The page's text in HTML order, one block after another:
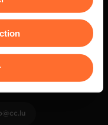
retirer votre
sur l’icône
page.
la manière dont
amenés à traiter
consulter notre
.